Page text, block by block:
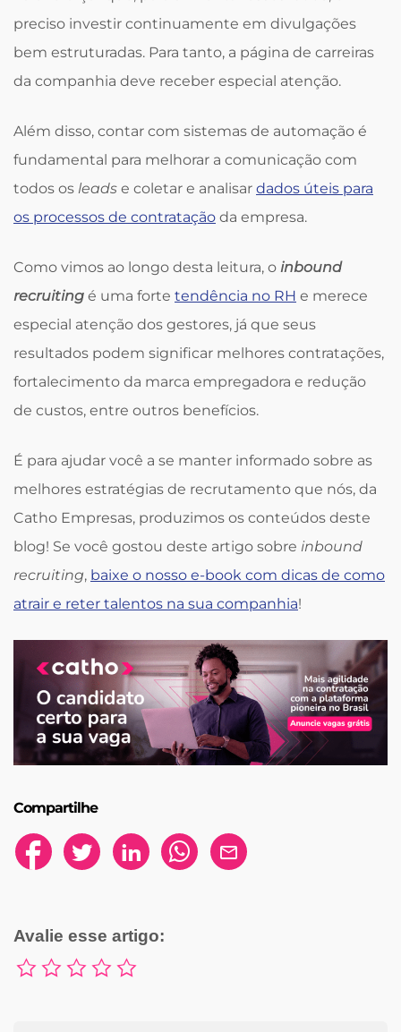
preciso investir continuamente em divulgações
bem estruturadas. Para tanto, a página de carreiras
da companhia deve receber especial atenção.
Além disso, contar com sistemas de automação é
fundamental para melhorar a comunicação com
todos os leads e coletar e analisar dados úteis para
os processos de contratação da empresa.
Como vimos ao longo desta leitura, o inbound
recruiting é uma forte tendência no RH e merece
especial atenção dos gestores, já que seus
resultados podem significar melhores contratações,
fortalecimento da marca empregadora e redução
de custos, entre outros benefícios.
É para ajudar você a se manter informado sobre as
melhores estratégias de recrutamento que nós, da
Catho Empresas, produzimos os conteúdos deste
blog! Se você gostou deste artigo sobre inbound
recruiting, baixe o nosso e-book com dicas de como
atrair e reter talentos na sua companhia!
Compartilhe
Avalie esse artigo: